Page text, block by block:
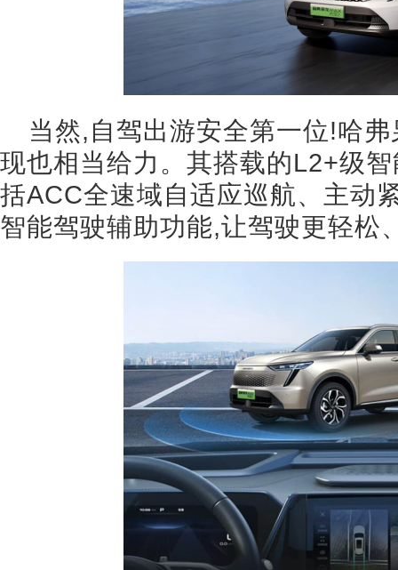
当然,自驾出游安全第一位!哈
现也相当给力。其搭载的L2+级
括ACC全速域自适应巡航、主动
智能驾驶辅助功能,让驾驶更轻松